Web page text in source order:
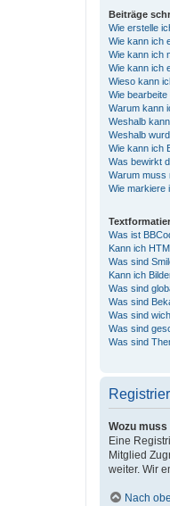
Beiträge
Wie erstelle
Wie kann ich
Wie kann ich
Wie kann ich
Wieso kann
Wie
Warum kann
Weshalb
Weshalb
Wie kann ich
Was bewirkt
Warum muss
Wie markiere
Was ist
Kann ich
Was sind
Kann ich
Was sind
Was sind
Was sind
Was sind
Was sind
Wozu
Eine
Mitglied
weiter. Wir
Nach